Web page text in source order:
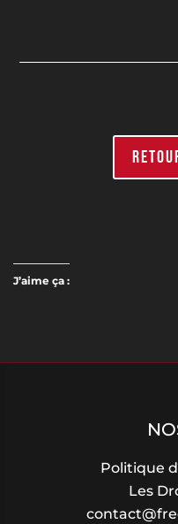
J’aime ça :
Politique
Les